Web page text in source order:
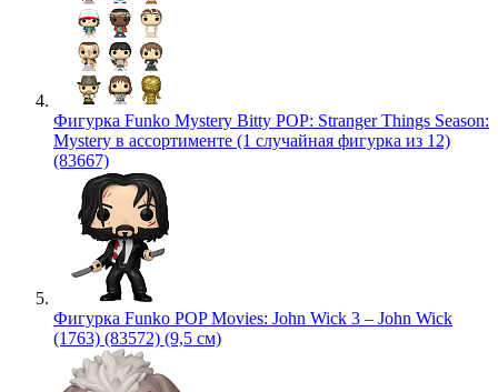
Фигурка Funko Mystery Bitty POP: Stranger Things Season:
Mystery в ассортименте (1 случайная фигурка из 12)
(83667)
Фигурка Funko POP Movies: John Wick 3 – John Wick
(1763) (83572) (9,5 см)